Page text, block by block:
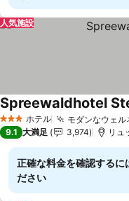
人気施設
3 ホテルのランク
ホテル モダンなウェ
Spreewaldhotel
9.1 大満足 3,974 リュ
正確な料金を確認するに
ださい